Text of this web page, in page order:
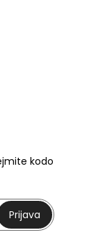
kodo
Prijava